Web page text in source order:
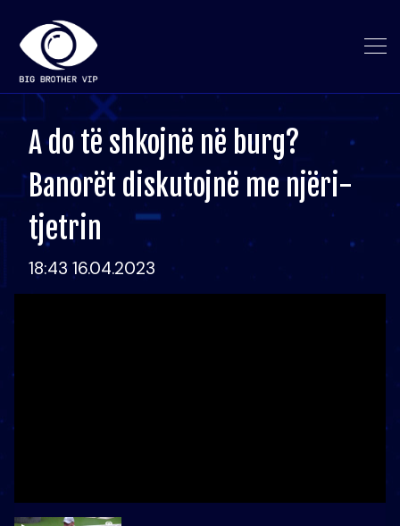
A do të shkojnë në burg?
Banorët diskutojnë me njëri-
tjetrin
18:43 16.04.2023